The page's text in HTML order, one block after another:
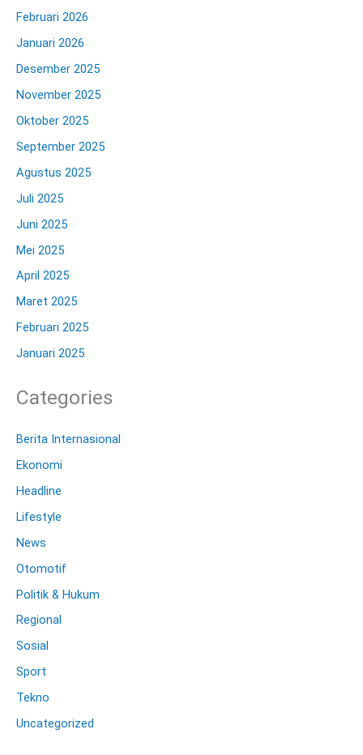
Februari 2026
Januari 2026
Desember 2025
November 2025
Oktober 2025
September 2025
Agustus 2025
Juli 2025
Juni 2025
Mei 2025
April 2025
Maret 2025
Februari 2025
Januari 2025
Categories
Berita Internasional
Ekonomi
Headline
Lifestyle
News
Otomotif
Politik & Hukum
Regional
Sosial
Sport
Tekno
Uncategorized